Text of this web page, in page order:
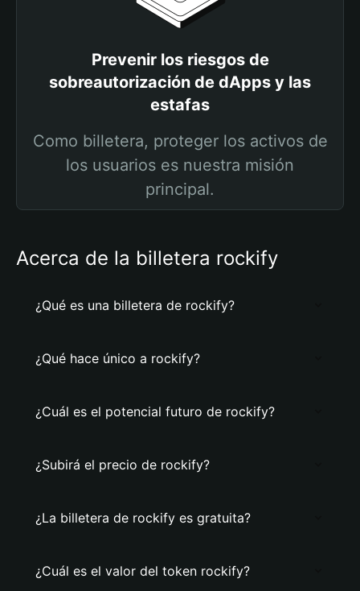
Prevenir los riesgos de
sobreautorización de dApps y las
estafas
Como billetera, proteger los activos de
los usuarios es nuestra misión
principal.
Acerca de la billetera rockify
¿Qué es una billetera de rockify?
¿Qué hace único a rockify?
¿Cuál es el potencial futuro de rockify?
¿Subirá el precio de rockify?
¿La billetera de rockify es gratuita?
¿Cuál es el valor del token rockify?